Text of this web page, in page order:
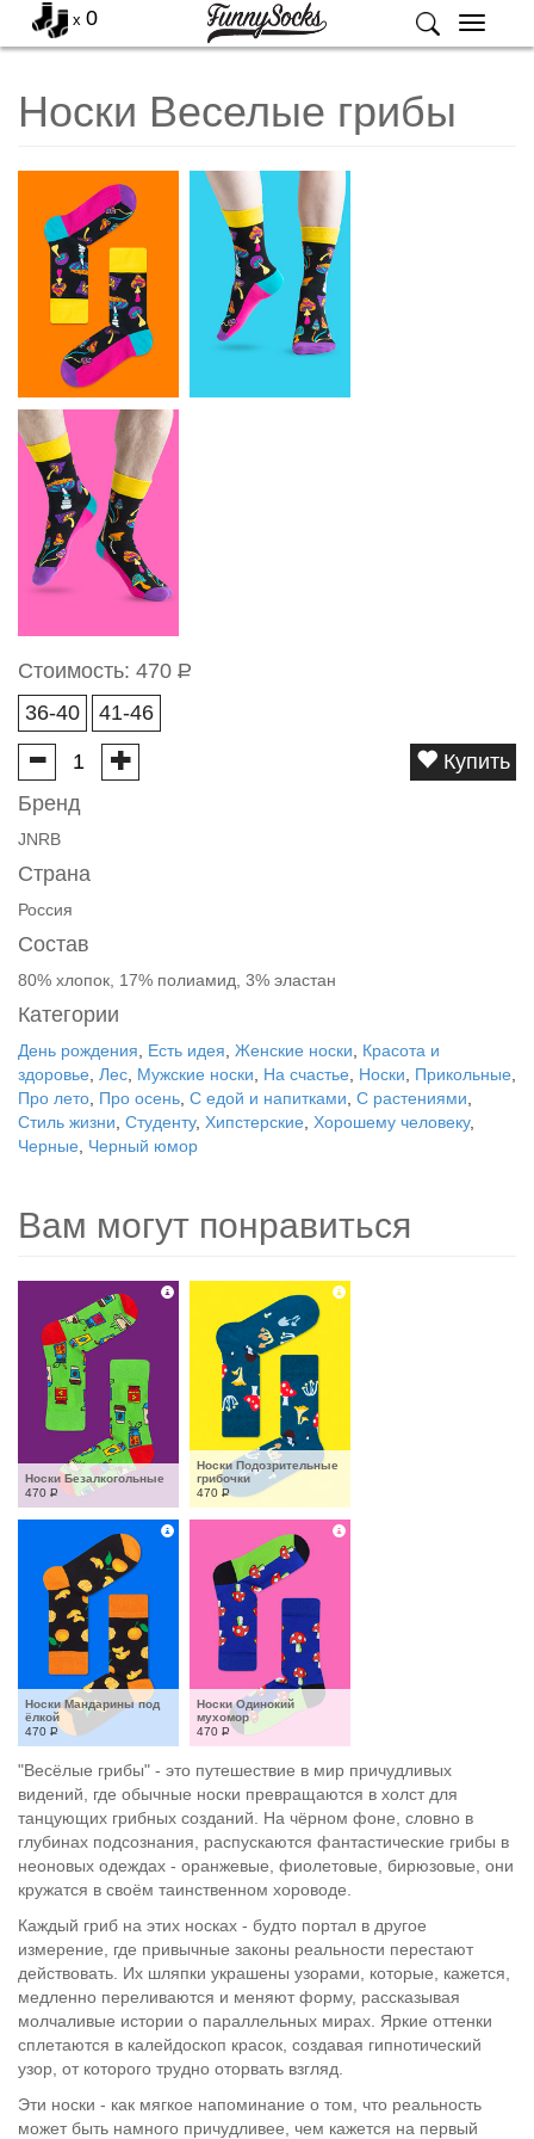
Меню
x 0
Носки Веселые грибы
Стоимость: 470 Р
36-40
41-46
Купить
Бренд
JNRB
Страна
Россия
Состав
80% хлопок, 17% полиамид, 3% эластан
Категории
День рождения Есть идея Женские носки
Красота и
здоровье
Лес Мужские носки На счастье Носки Прикольные
Про лето Про осень С едой и напитками С растениями
Стиль жизни Студенту, Хипстерские Хорошему человеку,
Черные
Черный юмор
Вам могут понравиться
Носки Безалкогольные
470 Р
Носки Подозрительные
грибочки
470 Р
Носки Мандарины под
ёлкой
470 Р
Носки Одинокий
мухомор
470 Р
"Весёлые грибы" - это путешествие в мир причудливых
видений, где обычные носки превращаются в холст для
танцующих грибных созданий. На чёрном фоне, словно в
глубинах подсознания, распускаются фантастические грибы в
неоновых одеждах - оранжевые, фиолетовые, бирюзовые, они
кружатся в своём таинственном хороводе.
Каждый гриб на этих носках - будто портал в другое
измерение, где привычные законы реальности перестают
действовать. Их шляпки украшены узорами, которые, кажется,
медленно переливаются и меняют форму, рассказывая
молчаливые истории о параллельных мирах. Яркие оттенки
сплетаются в калейдоскоп красок, создавая гипнотический
узор, от которого трудно оторвать взгляд.
Эти носки - как мягкое напоминание о том, что реальность
может быть намного причудливее, чем кажется на первый